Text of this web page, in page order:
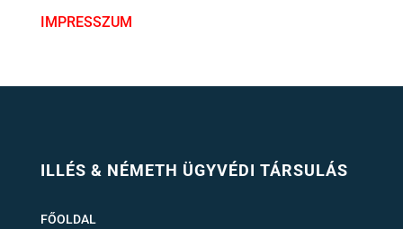
IMPRESSZUM
ILLÉS & NÉMETH ÜGYVÉDI TÁRSULÁS
FŐOLDAL